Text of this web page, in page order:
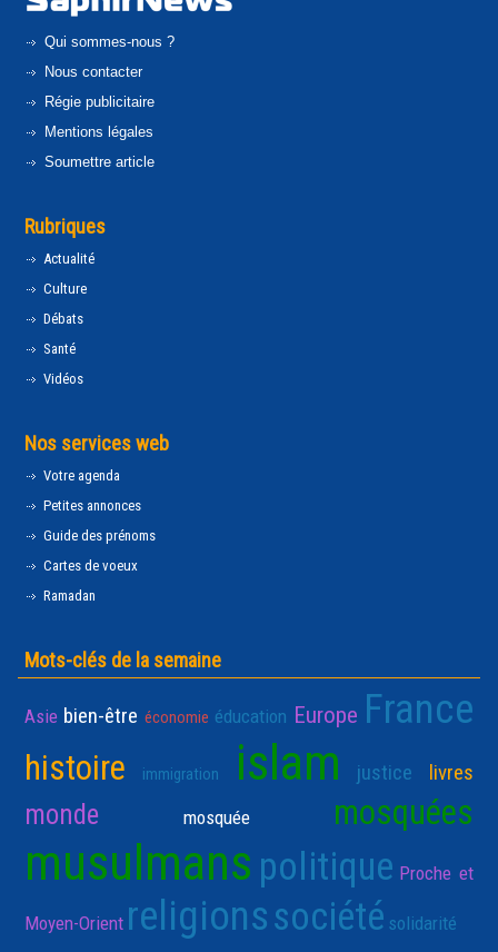
Qui sommes-nous ?
Nous contacter
Régie publicitaire
Mentions légales
Soumettre article
Rubriques
Actualité
Culture
Débats
Santé
Vidéos
Nos services web
Votre agenda
Petites annonces
Guide des prénoms
Cartes de voeux
Ramadan
Mots-clés de la semaine
Asie bien-être économie éducation Europe France
histoire immigration islam justice livres
monde mosquée mosquées
musulmans politique Proche et
Moyen-Orient religionssociété solidarité